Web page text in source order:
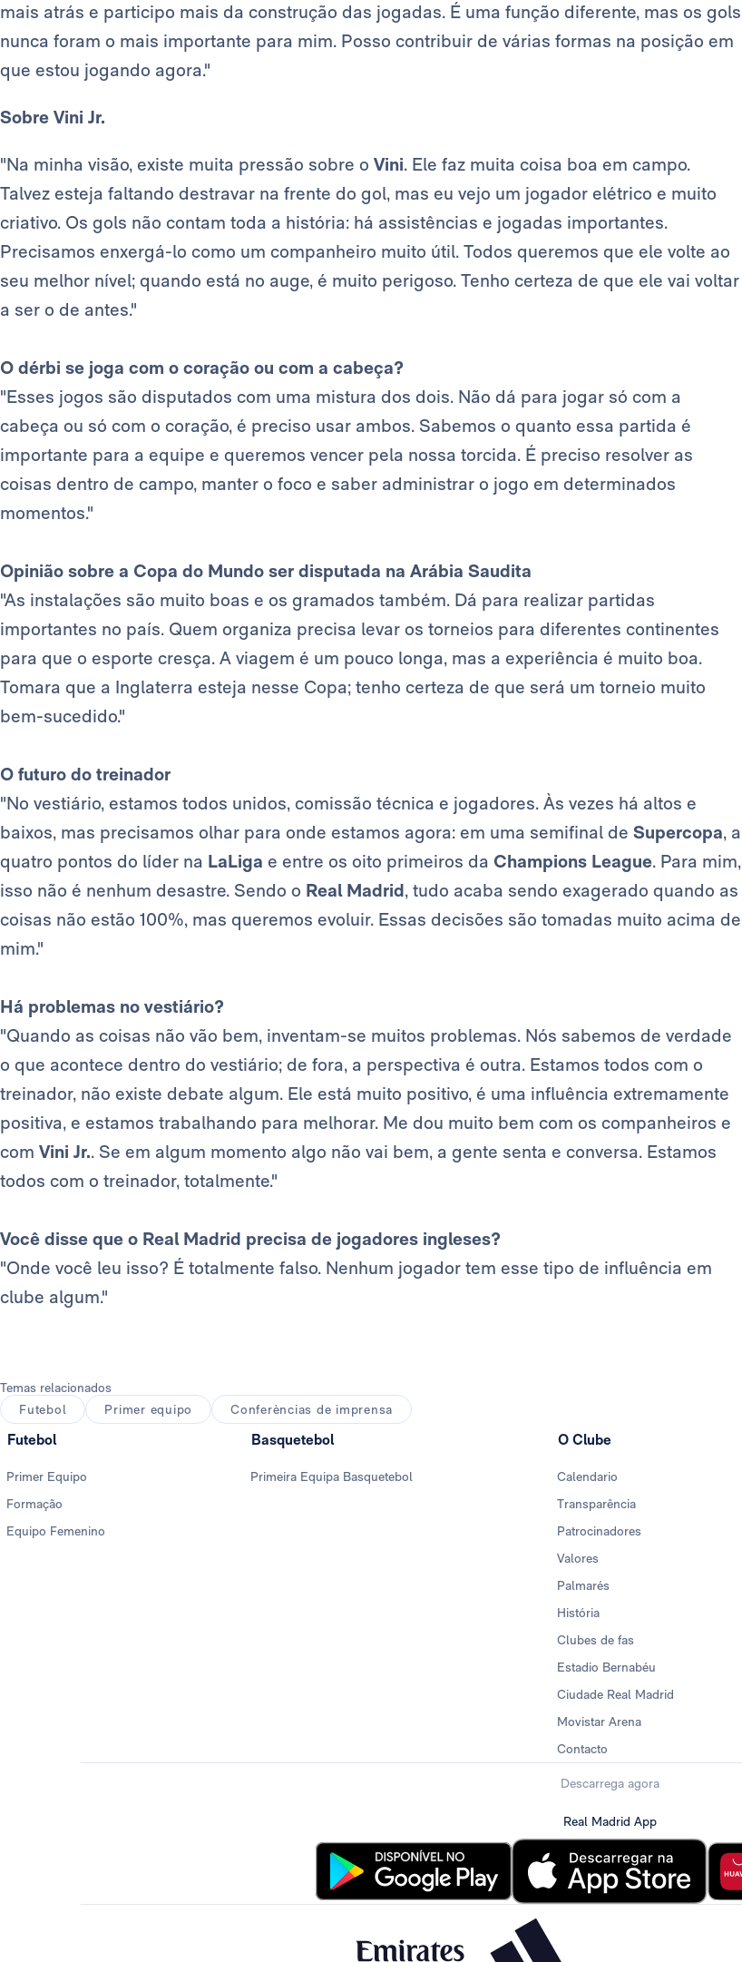
mais atrás e participo mais da construção das jogadas. É uma função diferente, mas os gols
nunca foram o mais importante para mim. Posso contribuir de várias formas na posição em
que estou jogando agora."
Sobre Vini Jr.
"Na minha visão, existe muita pressão sobre o Vini. Ele faz muita coisa boa em campo.
Talvez esteja faltando destravar na frente do gol, mas eu vejo um jogador elétrico e muito
criativo. Os gols não contam toda a história: há assistências e jogadas importantes.
Precisamos enxergá-lo como um companheiro muito útil. Todos queremos que ele volte ao
seu melhor nível; quando está no auge, é muito perigoso. Tenho certeza de que ele vai voltar
a ser o de antes."
O dérbi se joga com o coração ou com a cabeça?
"Esses jogos são disputados com uma mistura dos dois. Não dá para jogar só com a
cabeça ou só com o coração, é preciso usar ambos. Sabemos o quanto essa partida é
importante para a equipe e queremos vencer pela nossa torcida. É preciso resolver as
coisas dentro de campo, manter o foco e saber administrar o jogo em determinados
momentos."
Opinião sobre a Copa do Mundo ser disputada na Arábia Saudita
"As instalações são muito boas e os gramados também. Dá para realizar partidas
importantes no país. Quem organiza precisa levar os torneios para diferentes continentes
para que o esporte cresça. A viagem é um pouco longa, mas a experiência é muito boa.
Tomara que a Inglaterra esteja nesse Copa; tenho certeza de que será um torneio muito
bem-sucedido."
O futuro do treinador
"No vestiário, estamos todos unidos, comissão técnica e jogadores. Às vezes há altos e
baixos, mas precisamos olhar para onde estamos agora: em uma semifinal de Supercopa, a
quatro pontos do líder na LaLiga e entre os oito primeiros da Champions League. Para mim,
isso não é nenhum desastre. Sendo o Real Madrid, tudo acaba sendo exagerado quando as
coisas não estão 100%, mas queremos evoluir. Essas decisões são tomadas muito acima de
mim."
Há problemas no vestiário?
"Quando as coisas não vão bem, inventam-se muitos problemas. Nós sabemos de verdade
o que acontece dentro do vestiário; de fora, a perspectiva é outra. Estamos todos com o
treinador, não existe debate algum. Ele está muito positivo, é uma influência extremamente
positiva, e estamos trabalhando para melhorar. Me dou muito bem com os companheiros e
com Vini Jr.. Se em algum momento algo não vai bem, a gente senta e conversa. Estamos
todos com o treinador, totalmente."
Você disse que o Real Madrid precisa de jogadores ingleses?
"Onde você leu isso? É totalmente falso. Nenhum jogador tem esse tipo de influência em
clube algum."
Temas relacionados
Futebol
Primer equipo Conferèncias de imprensa
Futebol
Primer Equipo
Formação
Equipo Femenino
Basquetebol
Primeira Equipa Basquetebol
O Clube
Calendario
Transparência
Patrocinadores
Valores
Palmarés
História
Clubes de fas
Estadio Bernabéu
Ciudade Real Madrid
Movistar Arena
Contacto
Descarrega agora
Real Madrid App